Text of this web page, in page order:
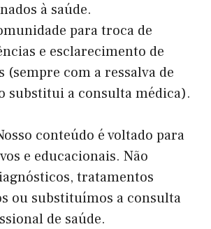
à saúde.
para troca de
e esclarecimento de
(sempre com a ressalva de
substitui a consulta médica).
conteúdo é voltado para
e educacionais. Não
tratamentos
ou substituímos a consulta
de saúde.